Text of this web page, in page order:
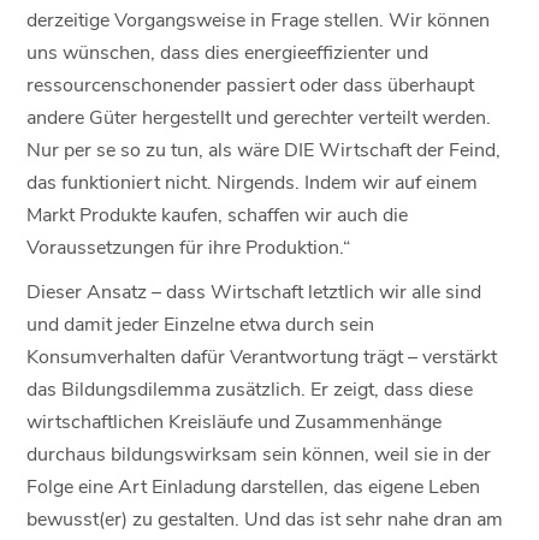
derzeitige Vorgangsweise in Frage stellen. Wir können
uns wünschen, dass dies energieeffizienter und
ressourcenschonender passiert oder dass überhaupt
andere Güter hergestellt und gerechter verteilt werden.
Nur per se so zu tun, als wäre DIE Wirtschaft der Feind,
das funktioniert nicht. Nirgends. Indem wir auf einem
Markt Produkte kaufen, schaffen wir auch die
Voraussetzungen für ihre Produktion.“
Dieser Ansatz – dass Wirtschaft letztlich wir alle sind
und damit jeder Einzelne etwa durch sein
Konsumverhalten dafür Verantwortung trägt – verstärkt
das Bildungsdilemma zusätzlich. Er zeigt, dass diese
wirtschaftlichen Kreisläufe und Zusammenhänge
durchaus bildungswirksam sein können, weil sie in der
Folge eine Art Einladung darstellen, das eigene Leben
bewusst(er) zu gestalten. Und das ist sehr nahe dran am